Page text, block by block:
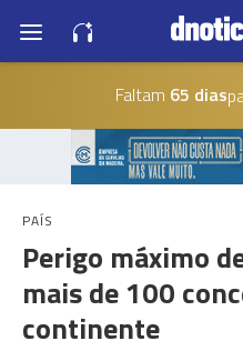
Faltam 65 dias
PAÍS
Perigo máximo
mais de 100
continente